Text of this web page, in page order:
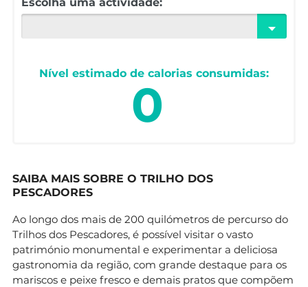
Nível estimado de calorias consumidas:
0
SAIBA MAIS SOBRE O TRILHO DOS
PESCADORES
Ao longo dos mais de 200 quilómetros de percurso do
Trilhos dos Pescadores, é possível visitar o vasto
património monumental e experimentar a deliciosa
gastronomia da região, com grande destaque para os
mariscos e peixe fresco e demais pratos que compõem